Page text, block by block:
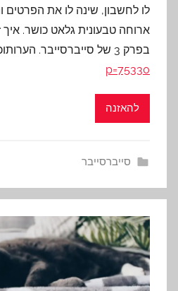
לו לחשבון, שינה לו את הפרטים
ארוחה טבעונית גלאט כושר.
בפרק 3 של סייברסייבר. הערותוכנית:
p=75330
להאזנה
סייברסייבר